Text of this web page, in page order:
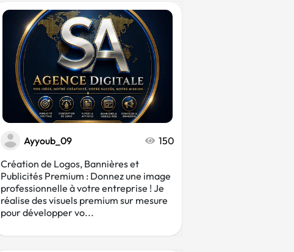
Ayyoub_09
150
Création de Logos, Bannières et
Publicités Premium : Donnez une image
professionnelle à votre entreprise ! Je
réalise des visuels premium sur mesure
pour développer vo...